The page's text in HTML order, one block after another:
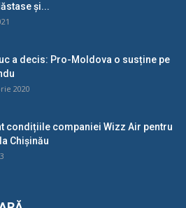
și...
a decis: Pro-Moldova o susține pe
2020
condițiile companiei Wizz Air pentru
Chișinău